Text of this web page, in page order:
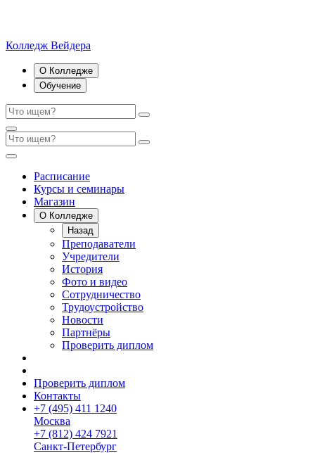
Колледж Вейдера
О Колледже
Обучение
Расписание
Курсы и семинары
Магазин
О Колледже
Назад
Преподаватели
Учредители
История
Фото и видео
Сотрудничество
Трудоустройство
Новости
Партнёры
Проверить диплом
Проверить диплом
Контакты
+7 (495) 411 1240
Москва
+7 (812) 424 7921
Санкт-Петербург